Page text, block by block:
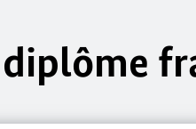
diplôme